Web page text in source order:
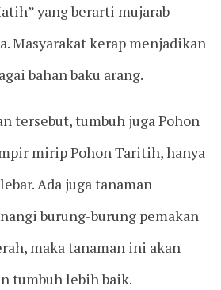
yang berarti mujarab
Masyarakat kerap menjadikan
bahan baku arang.
tersebut, tumbuh juga Pohon
mirip Pohon Taritih, hanya
Ada juga tanaman
burung-burung pemakan
maka tanaman ini akan
tumbuh lebih baik.